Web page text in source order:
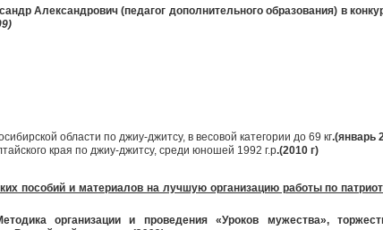
Александрович (педагог дополнительного образования) в
области по джиу-джитсу, в весовой категории до 69 кг.(январь
края по джиу-джитсу, среди юношей 1992 г.р.(2010 г)
пособий и материалов на лучшую организацию работы по
организации и проведения «Уроков мужества»,